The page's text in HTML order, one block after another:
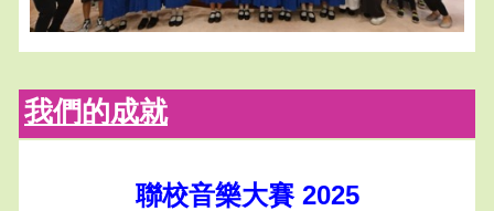
我們的成就
聯校音樂大賽 2025